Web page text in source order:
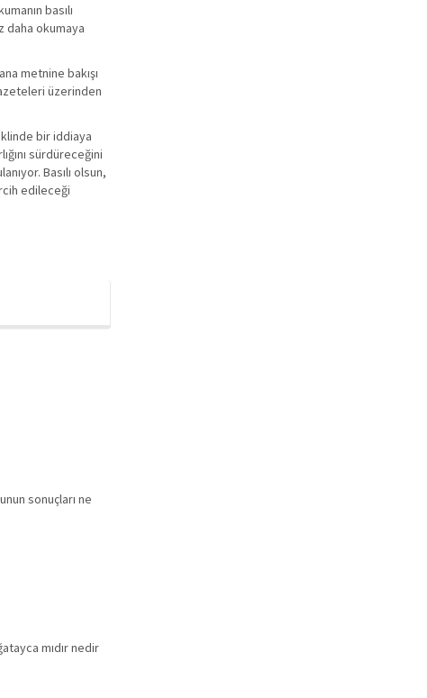
basılı
daha okumaya
metnine bakışı
üzerinden
bir iddiaya
sürdüreceğini
Basılı olsun,
edileceği
sonuçları ne
mıdır nedir